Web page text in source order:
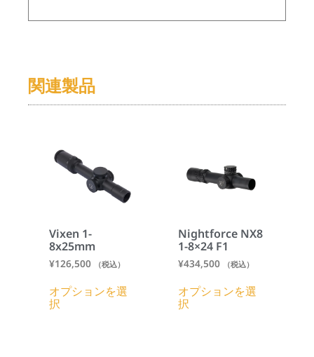
関連製品
Vixen 1-
8x25mm
¥126,500 （税込）
オプションを選
択
Nightforce NX8
1-8×24 F1
¥434,500 （税込）
オプションを選
択